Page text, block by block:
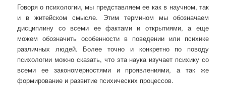
Говоря о психологии, мы представляем ее как в научном, так
и в житейском смысле. Этим термином мы обозначаем
дисциплину со всеми ее фактами и открытиями, а еще
можем обозначить особенности в поведении или психике
различных людей. Более точно и конкретно по поводу
психологии можно сказать, что эта наука изучает психику со
всеми ее закономерностями и проявлениями, а так же
формирование и развитие психических процессов.